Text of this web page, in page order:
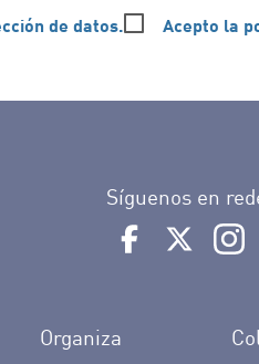
de datos. Acepto la
Síguenos en
Ir a perfil de
Ir a
Organiza